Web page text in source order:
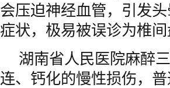
会压迫神经血管，引发
症状，极易被误诊为椎
湖南省人民医院麻醉
连、钙化的慢性损伤，